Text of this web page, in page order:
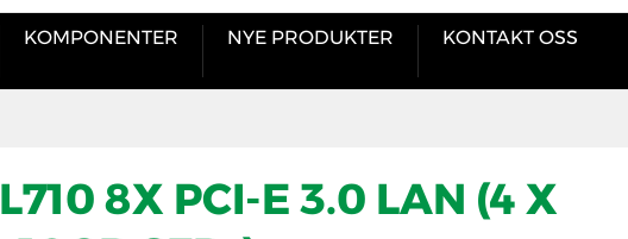
KOMPONENTER NYE PRODUKTER KONTAKT OSS
8X PCI-E 3.0 LAN (4 X